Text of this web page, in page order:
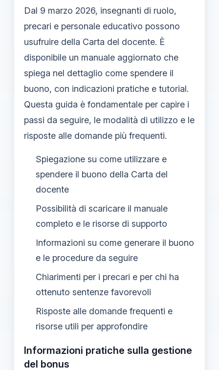
Dal 9 marzo 2026, insegnanti di ruolo,
precari e personale educativo possono
usufruire della Carta del docente. È
disponibile un manuale aggiornato che
spiega nel dettaglio come spendere il
buono, con indicazioni pratiche e tutorial.
Questa guida è fondamentale per capire i
passi da seguire, le modalità di utilizzo e le
risposte alle domande più frequenti.
Spiegazione su come utilizzare e
spendere il buono della Carta del
docente
Possibilità di scaricare il manuale
completo e le risorse di supporto
Informazioni su come generare il buono
e le procedure da seguire
Chiarimenti per i precari e per chi ha
ottenuto sentenze favorevoli
Risposte alle domande frequenti e
risorse utili per approfondire
Informazioni pratiche sulla gestione
del bonus